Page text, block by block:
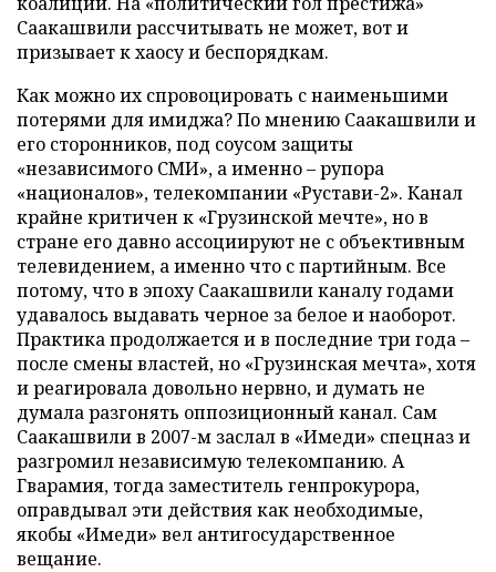
Саакашвили рассчитывать не может, вот и
призывает к хаосу и беспорядкам.
Как можно их спровоцировать с наименьшими
потерями для имиджа? По мнению Саакашвили и
его сторонников, под соусом защиты
«независимого СМИ», а именно – рупора
«националов», телекомпании «Рустави-2». Канал
крайне критичен к «Грузинской мечте», но в
стране его давно ассоциируют не с объективным
телевидением, а именно что с партийным. Все
потому, что в эпоху Саакашвили каналу годами
удавалось выдавать черное за белое и наоборот.
Практика продолжается и в последние три года –
после смены властей, но «Грузинская мечта», хотя
и реагировала довольно нервно, и думать не
думала разгонять оппозиционный канал. Сам
Саакашвили в 2007-м заслал в «Имеди» спецназ и
разгромил независимую телекомпанию. А
Гварамия, тогда заместитель генпрокурора,
оправдывал эти действия как необходимые,
якобы «Имеди» вел антигосударственное
вещание.